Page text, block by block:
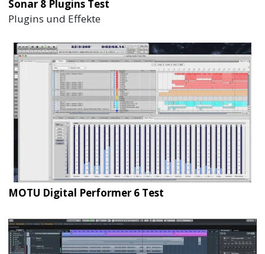
Sonar 8 Plugins Test
Plugins und Effekte
MOTU Digital Performer 6 Test